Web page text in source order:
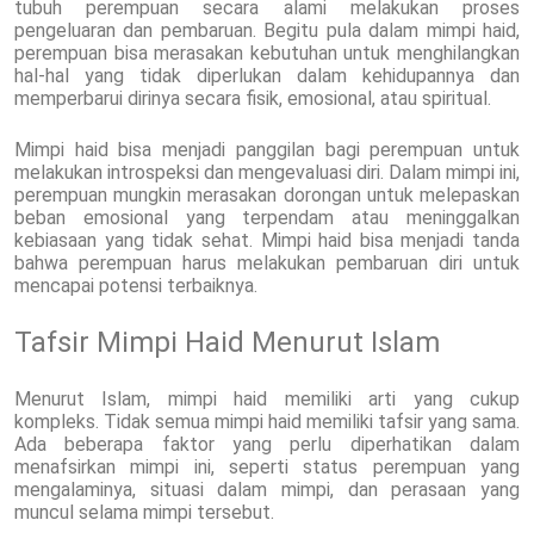
tubuh perempuan secara alami melakukan proses
pengeluaran dan pembaruan. Begitu pula dalam mimpi haid,
perempuan bisa merasakan kebutuhan untuk menghilangkan
hal-hal yang tidak diperlukan dalam kehidupannya dan
memperbarui dirinya secara fisik, emosional, atau spiritual.
Mimpi haid bisa menjadi panggilan bagi perempuan untuk
melakukan introspeksi dan mengevaluasi diri. Dalam mimpi ini,
perempuan mungkin merasakan dorongan untuk melepaskan
beban emosional yang terpendam atau meninggalkan
kebiasaan yang tidak sehat. Mimpi haid bisa menjadi tanda
bahwa perempuan harus melakukan pembaruan diri untuk
mencapai potensi terbaiknya.
Tafsir Mimpi Haid Menurut Islam
Menurut Islam, mimpi haid memiliki arti yang cukup
kompleks. Tidak semua mimpi haid memiliki tafsir yang sama.
Ada beberapa faktor yang perlu diperhatikan dalam
menafsirkan mimpi ini, seperti status perempuan yang
mengalaminya, situasi dalam mimpi, dan perasaan yang
muncul selama mimpi tersebut.